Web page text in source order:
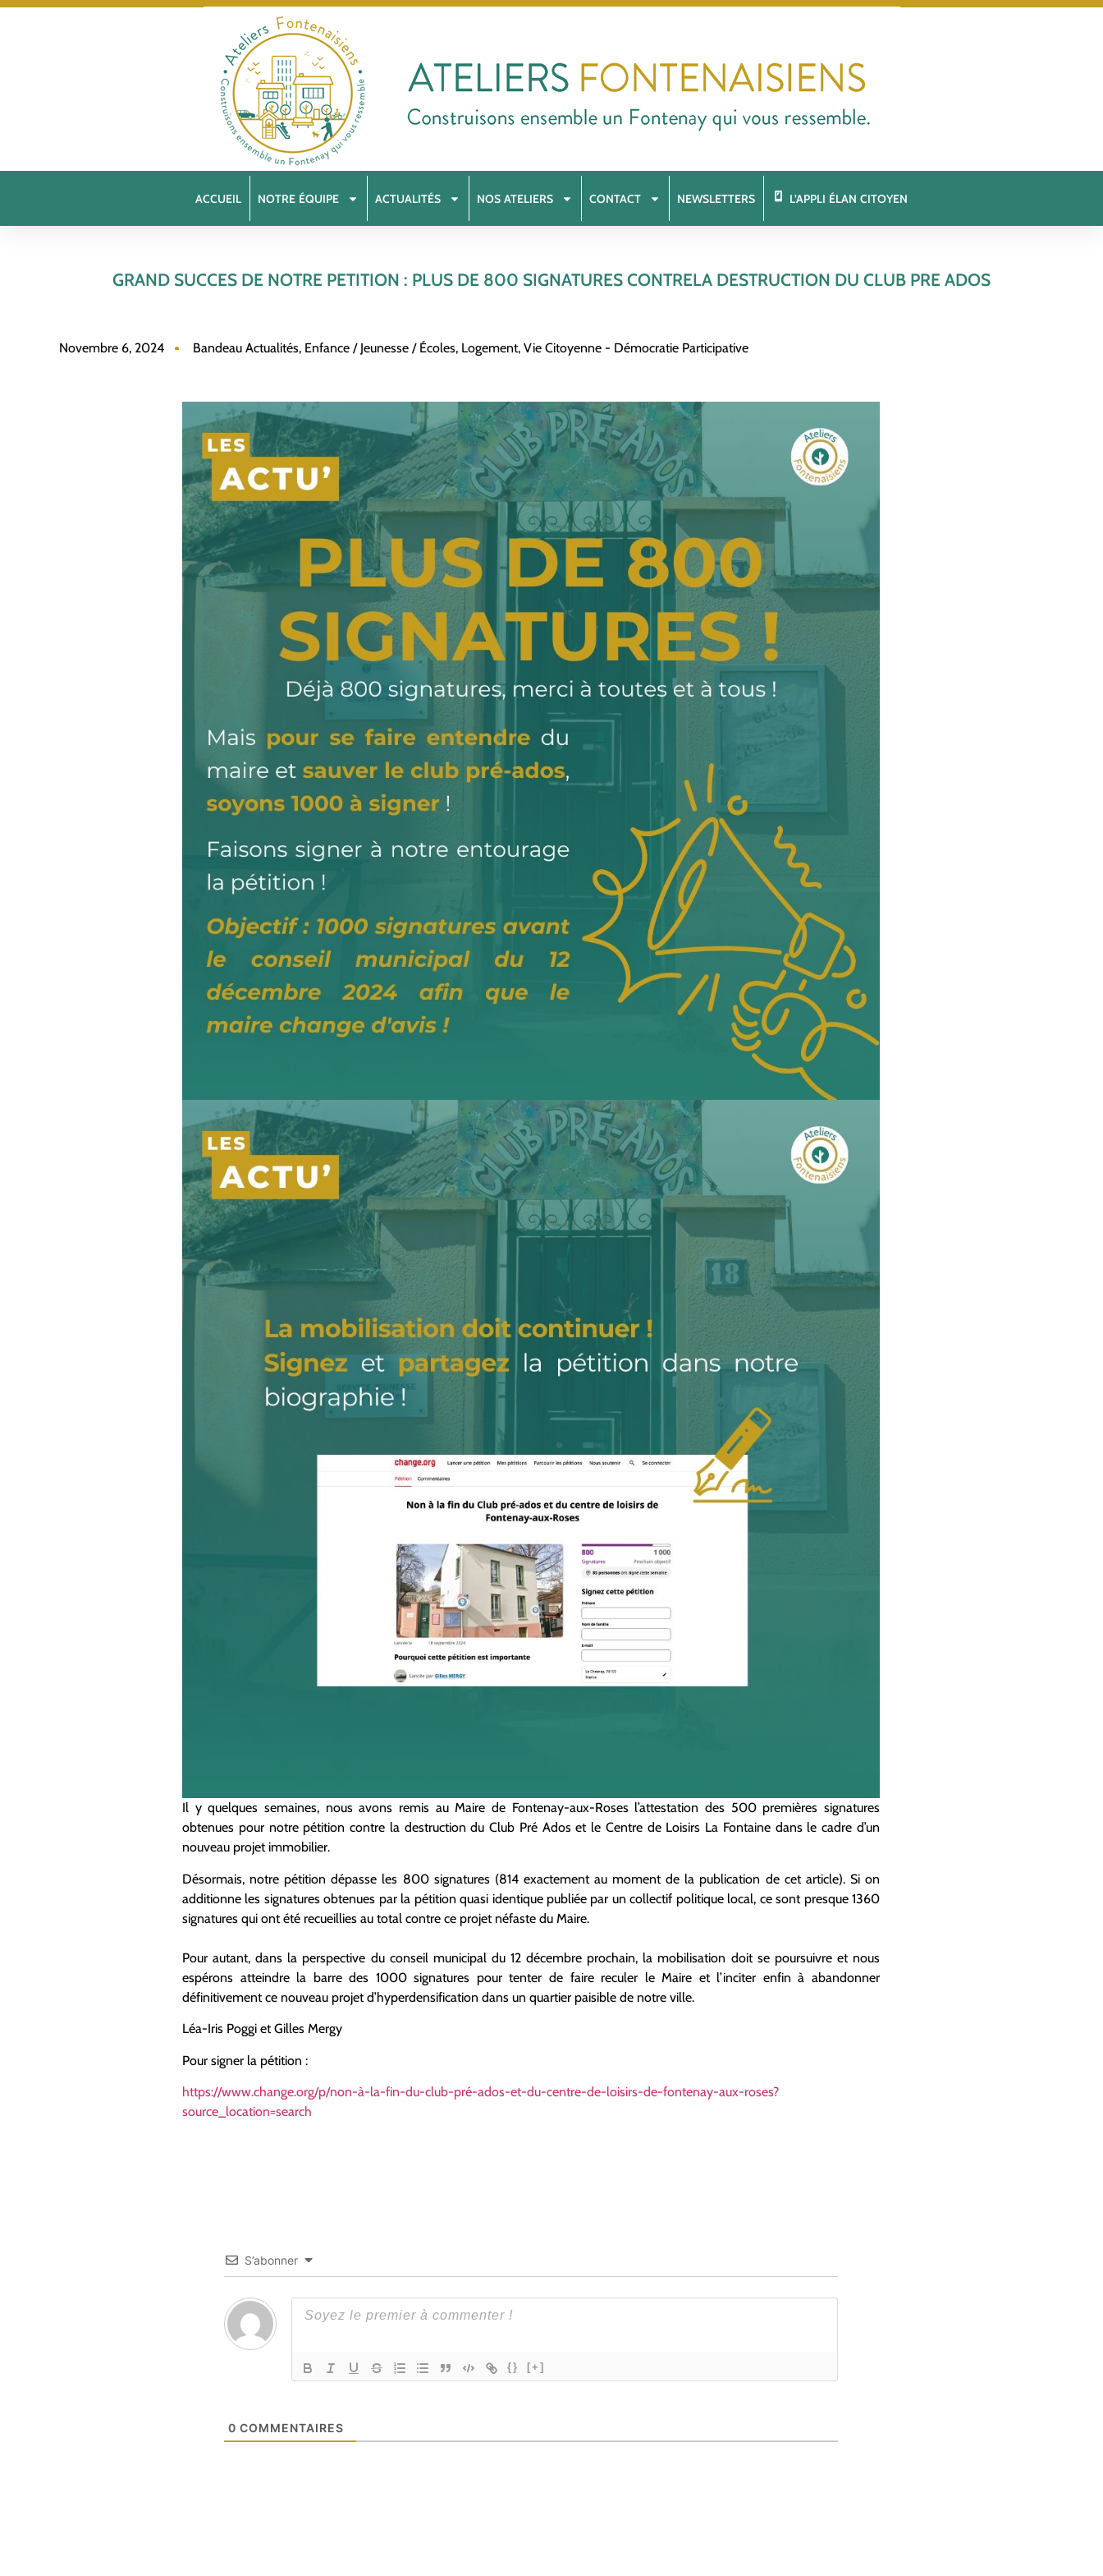
ACCUEIL NOTRE ÉQUIPE ACTUALITÉS NOS ATELIERS CONTACT NEWSLETTERS L’APPLI ÉLAN CITOYEN
GRAND SUCCES DE NOTRE PETITION : PLUS DE 800 SIGNATURES CONTRELA DESTRUCTION DU CLUB PRE ADOS
Novembre 6, 2024 Bandeau Actualités, Enfance / Jeunesse / Écoles, Logement, Vie Citoyenne - Démocratie Participative
Il y quelques semaines, nous avons remis au Maire de Fontenay-aux-Roses l’attestation des 500 premières signatures
obtenues pour notre pétition contre la destruction du Club Pré Ados et le Centre de Loisirs La Fontaine dans le cadre d’un
nouveau projet immobilier.
Désormais, notre pétition dépasse les 800 signatures (814 exactement au moment de la publication de cet article). Si on
additionne les signatures obtenues par la pétition quasi identique publiée par un collectif politique local, ce sont presque 1360
signatures qui ont été recueillies au total contre ce projet néfaste du Maire.
Pour autant, dans la perspective du conseil municipal du 12 décembre prochain, la mobilisation doit se poursuivre et nous
espérons atteindre la barre des 1000 signatures pour tenter de faire reculer le Maire et l’inciter enfin à abandonner
définitivement ce nouveau projet d’hyperdensification dans un quartier paisible de notre ville.
Léa-Iris Poggi et Gilles Mergy
Pour signer la pétition :
https://www.change.org/p/non-à-la-fin-du-club-pré-ados-et-du-centre-de-loisirs-de-fontenay-aux-roses?
source_location=search
S’abonner
{} [+]
0 COMMENTAIRES